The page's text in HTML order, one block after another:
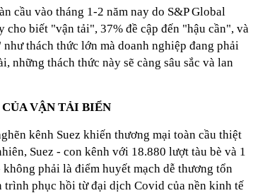
cầu vào tháng 1-2 năm nay do S&P Global
biết "vận tải", 37% đề cập đến "hậu cần", và
thách thức lớn mà doanh nghiệp đang phải
những thách thức này sẽ càng sâu sắc và lan
VẬN TẢI BIỂN
kênh Suez khiến thương mại toàn cầu thiệt
Suez - con kênh với 18.880 lượt tàu bè và 1
phải là điểm huyết mạch dễ thương tổn
phục hồi từ đại dịch Covid của nền kinh tế